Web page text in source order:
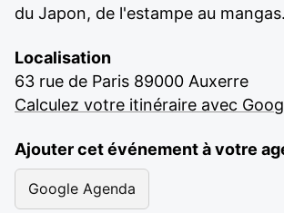
du Japon, de l'estampe au
Localisation
63 rue de Paris 89000 Auxerre
Calculez votre itinéraire avec
Ajouter cet événement à votre
Google Agenda